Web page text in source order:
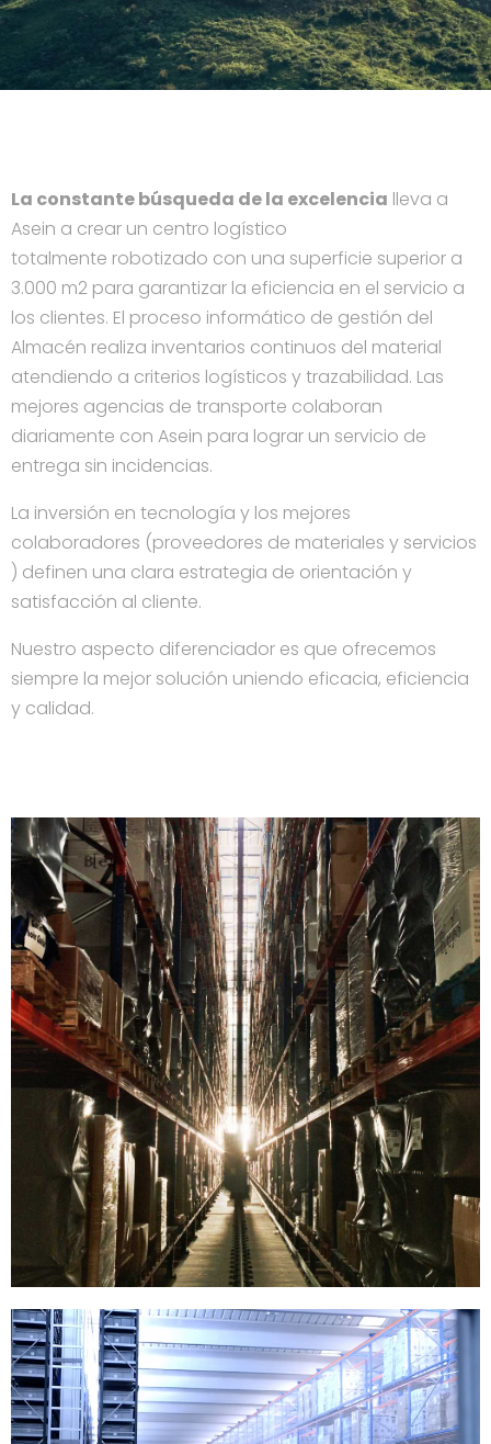
La constante búsqueda de la excelencia lleva a
Asein a crear un centro logístico
totalmente robotizado con una superficie superior a
3.000 m2 para garantizar la eficiencia en el servicio a
los clientes. El proceso informático de gestión del
Almacén realiza inventarios continuos del material
atendiendo a criterios logísticos y trazabilidad. Las
mejores agencias de transporte colaboran
diariamente con Asein para lograr un servicio de
entrega sin incidencias.
La inversión en tecnología y los mejores
colaboradores (proveedores de materiales y servicios
) definen una clara estrategia de orientación y
satisfacción al cliente.
Nuestro aspecto diferenciador es que ofrecemos
siempre la mejor solución uniendo eficacia, eficiencia
y calidad.